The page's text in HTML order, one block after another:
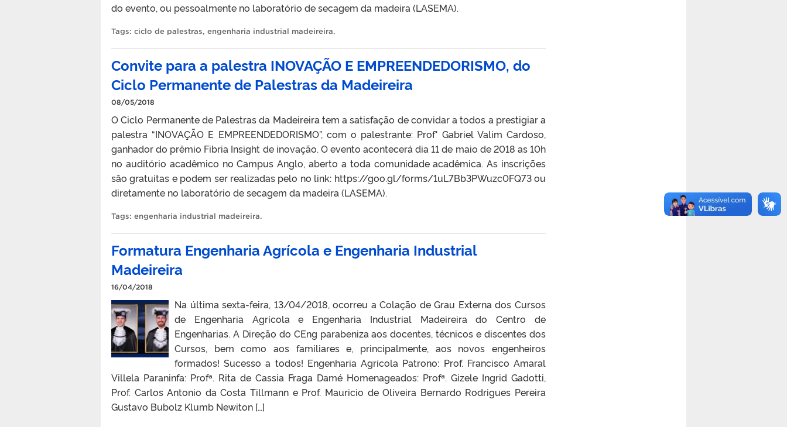
do evento, ou pessoalmente no laboratório de secagem da madeira (LASEMA).
Tags: ciclo de palestras, engenharia industrial madeireira.
Convite para a palestra INOVAÇÃO E EMPREENDEDORISMO, do
Ciclo Permanente de Palestras da Madeireira
08/05/2018
O Ciclo Permanente de Palestras da Madeireira tem a satisfação de convidar a todos a prestigiar a
palestra “INOVAÇÃO E EMPREENDEDORISMO”, com o palestrante: Prof° Gabriel Valim Cardoso,
ganhador do prêmio Fibria Insight de inovação. O evento acontecerá dia 11 de maio de 2018 as 10h
no auditório acadêmico no Campus Anglo, aberto a toda comunidade acadêmica. As inscrições
são gratuitas e podem ser realizadas pelo no link: https://goo.gl/forms/1uL7Bb3PWuzc0FQ73 ou
diretamente no laboratório de secagem da madeira (LASEMA).
Tags: engenharia industrial madeireira.
Formatura Engenharia Agrícola e Engenharia Industrial
Madeireira
16/04/2018
Na última sexta-feira, 13/04/2018, ocorreu a Colação de Grau Externa dos Cursos
de Engenharia Agrícola e Engenharia Industrial Madeireira do Centro de
Engenharias. A Direção do CEng parabeniza aos docentes, técnicos e discentes dos
Cursos, bem como aos familiares e, principalmente, aos novos engenheiros
formados! Sucesso a todos! Engenharia Agrícola Patrono: Prof. Francisco Amaral
Villela Paraninfa: Profª. Rita de Cassia Fraga Damé Homenageados: Profª. Gizele Ingrid Gadotti,
Prof. Carlos Antonio da Costa Tillmann e Prof. Mauricio de Oliveira Bernardo Rodrigues Pereira
Gustavo Bubolz Klumb Newiton […]